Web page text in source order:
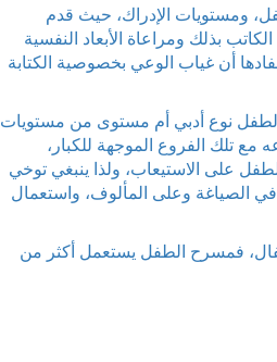
ومستويات الإدراك، حيث قدم
بذلك ومراعاة الأبعاد النفسية
أن غياب الوعي بخصوصية الكتابة
نوع أدبي أم مستوى من مستويات
تلك الفروع الموجهة للكبار،
على الاستيعاب، ولذا ينبغي توخي
في الصياغة وعلى المألوف، واستعمال
فمسرح الطفل يستعمل أكثر من